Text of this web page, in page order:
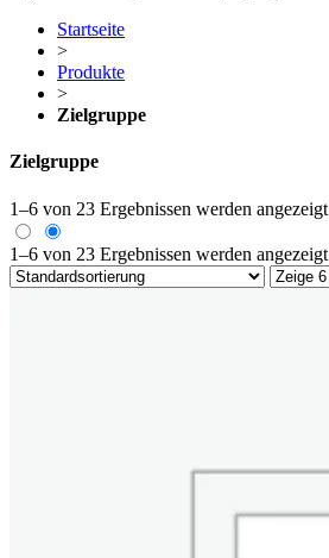
Startseite
>
Produkte
>
Zielgruppe
Zielgruppe
1–6 von 23 Ergebnissen werden angezeigt
1–6 von 23 Ergebnissen werden angezeigt